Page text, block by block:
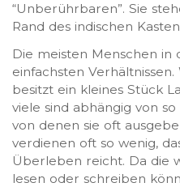
“Unberührbaren”. Sie
Rand des indischen
Die meisten Menschen in
einfachsten
besitzt ein kleines Stück
viele sind abhängig von
von denen sie oft
verdienen oft so wenig,
Überleben reicht. Da die
lesen oder schreiben